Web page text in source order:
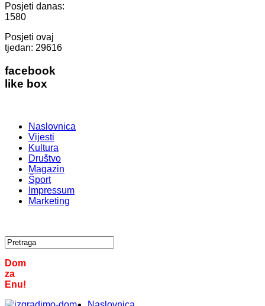
Posjeti danas:
1580
Posjeti ovaj
tjedan: 29616
facebook
like box
Naslovnica
Vijesti
Kultura
Društvo
Magazin
Šport
Impressum
Marketing
Dom
za
Enu!